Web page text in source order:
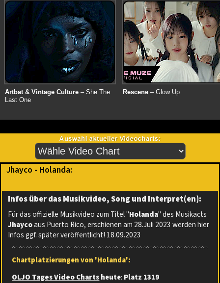
Artbat & Vintage Culture – She The
Last One
Rescene – Glow Up
Jhayco - Holanda:
Infos über das Musikvideo, Song und Interpret(en):
Für das offizielle Musikvideo zum Titel "Holanda" des Musikacts
Jhaycoaus Puerto Rico, erschienen am 28.Juli 2023 werden hier
Infos ggf. später veröffentlicht! 18.09.2023
Chartplatzierungen von 'Holanda':
OLJO Tages Video Chartsheute: Platz 1319